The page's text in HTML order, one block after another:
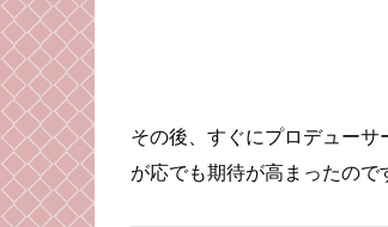
その後、すぐにプロデュー
が応でも期待が高まったの